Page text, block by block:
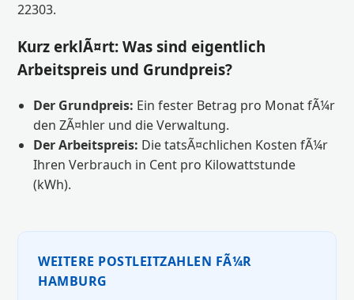
22303.
Kurz erklÃ¤rt: Was sind eigentlich
Arbeitspreis und Grundpreis?
Der Grundpreis: Ein fester Betrag pro Monat fÃ¼r
den ZÃ¤hler und die Verwaltung.
Der Arbeitspreis: Die tatsÃ¤chlichen Kosten fÃ¼r
Ihren Verbrauch in Cent pro Kilowattstunde
(kWh).
WEITERE POSTLEITZAHLEN FÃ¼R
HAMBURG